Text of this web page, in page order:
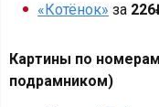
«Котёнок» за
Картины по
подрамником)